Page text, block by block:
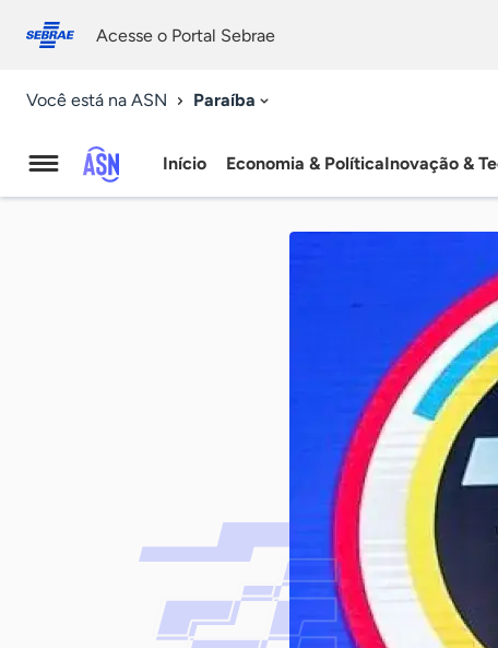
conosco
Acesse o Portal Sebrae
Você está na ASN Paraíba
Agência
Início Economia & PolíticaInovação &